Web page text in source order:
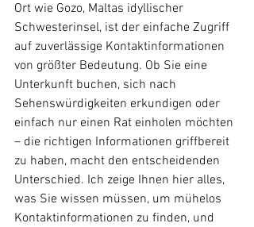
Ort wie Gozo, Maltas idyllischer
Schwesterinsel, ist der einfache Zugriff
auf zuverlässige Kontaktinformationen
von größter Bedeutung. Ob Sie eine
Unterkunft buchen, sich nach
Sehenswürdigkeiten erkundigen oder
einfach nur einen Rat einholen möchten
– die richtigen Informationen griffbereit
zu haben, macht den entscheidenden
Unterschied. Ich zeige Ihnen hier alles,
was Sie wissen müssen, um mühelos
Kontaktinformationen zu finden, und